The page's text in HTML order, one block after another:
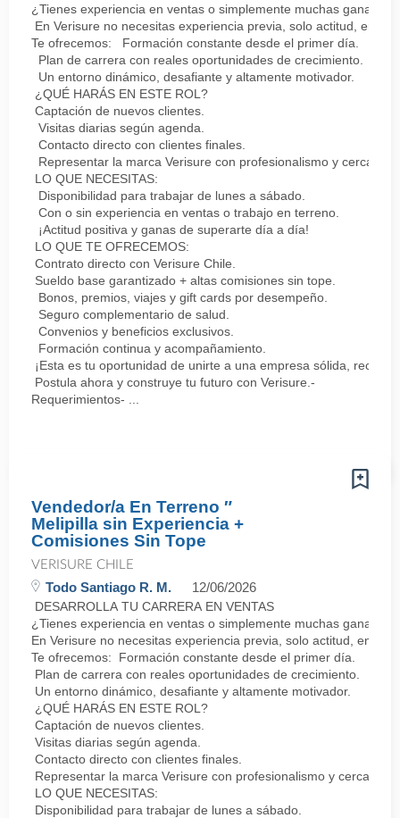
¿Tienes experiencia en ventas o simplemente muchas ganas
En Verisure no necesitas experiencia previa, solo actitud,
Te ofrecemos: Formación constante desde el primer día.
Plan de carrera con reales oportunidades de crecimiento.
Un entorno dinámico, desafiante y altamente motivador.
¿QUÉ HARÁS EN ESTE ROL?
Captación de nuevos clientes.
Visitas diarias según agenda.
Contacto directo con clientes finales.
Representar la marca Verisure con profesionalismo y cercanía.
LO QUE NECESITAS:
Disponibilidad para trabajar de lunes a sábado.
Con o sin experiencia en ventas o trabajo en terreno.
¡Actitud positiva y ganas de superarte día a día!
LO QUE TE OFRECEMOS:
Contrato directo con Verisure Chile.
Sueldo base garantizado + altas comisiones sin tope.
Bonos, premios, viajes y gift cards por desempeño.
Seguro complementario de salud.
Convenios y beneficios exclusivos.
Formación continua y acompañamiento.
¡Esta es tu oportunidad de unirte a una empresa sólida,
Postula ahora y construye tu futuro con Verisure.-
Requerimientos- ...
Vendedor/a En Terreno ″
Melipilla sin Experiencia +
Comisiones Sin Tope
VERISURE CHILE
Todo Santiago R. M. 12/06/2026
DESARROLLA TU CARRERA EN VENTAS
¿Tienes experiencia en ventas o simplemente muchas ganas
En Verisure no necesitas experiencia previa, solo actitud,
Te ofrecemos: Formación constante desde el primer día.
Plan de carrera con reales oportunidades de crecimiento.
Un entorno dinámico, desafiante y altamente motivador.
¿QUÉ HARÁS EN ESTE ROL?
Captación de nuevos clientes.
Visitas diarias según agenda.
Contacto directo con clientes finales.
Representar la marca Verisure con profesionalismo y cercanía.
LO QUE NECESITAS:
Disponibilidad para trabajar de lunes a sábado.